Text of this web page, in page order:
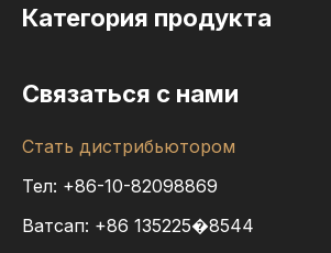
Категория продукта
Связаться с нами
Стать дистрибьютором
Тел: +86-10-82098869
Ватсап: +86 135225�8544